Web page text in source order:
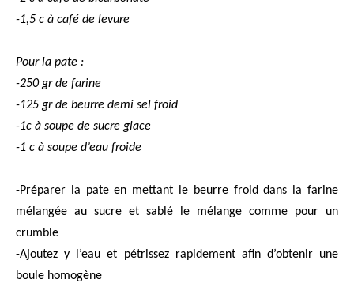
-1,5 c à café de levure
Pour la pate :
-250 gr de farine
-125 gr de beurre demi sel froid
-1c à soupe de sucre glace
-1 c à soupe d’eau froide
-Préparer la pate en mettant le beurre froid dans la farine
mélangée au sucre et sablé le mélange comme pour un
crumble
-Ajoutez y l’eau et pétrissez rapidement afin d’obtenir une
boule homogène